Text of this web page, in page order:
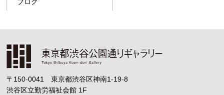
〒150-0041 東京都渋谷区神南1-19-8
渋谷区立勤労福祉会館 1F